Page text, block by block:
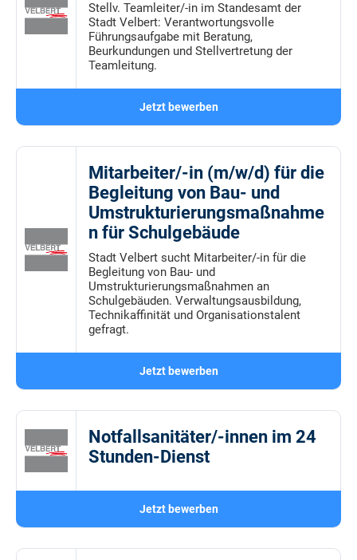
Stellv. Teamleiter/-in im Standesamt der
Stadt Velbert: Verantwortungsvolle
Führungsaufgabe mit Beratung,
Beurkundungen und Stellvertretung der
Teamleitung.
Jetzt bewerben
Mitarbeiter/-in (m/w/d) für die
Begleitung von Bau- und
Umstrukturierungsmaßnahme
n für Schulgebäude
Stadt Velbert sucht Mitarbeiter/-in für die
Begleitung von Bau- und
Umstrukturierungsmaßnahmen an
Schulgebäuden. Verwaltungsausbildung,
Technikaffinität und Organisationstalent
gefragt.
Jetzt bewerben
Notfallsanitäter/-innen im 24
Stunden-Dienst
Jetzt bewerben